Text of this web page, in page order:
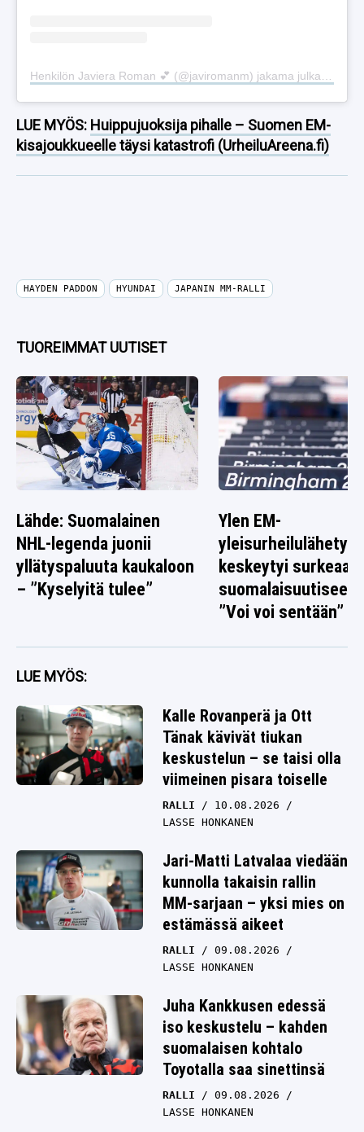
LUE MYÖS: Huippujuoksija pihalle – Suomen EM-
kisajoukkueelle täysi katastrofi (UrheiluAreena.fi)
HAYDEN PADDON HYUNDAI JAPANIN MM-RALLI
TUOREIMMAT UUTISET
Lähde: Suomalainen
NHL-legenda juonii
yllätyspaluuta kaukaloon
– ”Kyselyitä tulee”
Ylen EM-
yleisurheilulähetys
keskeytyi surkeaan
suomalaisuutiseen
”Voi voi sentään”
LUE MYÖS:
Kalle Rovanperä ja Ott
Tänak kävivät tiukan
keskustelun – se taisi olla
viimeinen pisara toiselle
RALLI
10.08.2026
LASSE HONKANEN
Jari-Matti Latvalaa viedään
kunnolla takaisin rallin
MM-sarjaan – yksi mies on
estämässä aikeet
RALLI
09.08.2026
LASSE HONKANEN
Juha Kankkusen edessä
iso keskustelu – kahden
suomalaisen kohtalo
Toyotalla saa sinettinsä
RALLI
09.08.2026
LASSE HONKANEN